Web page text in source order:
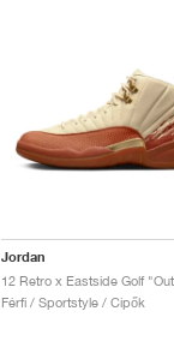
Jordan
Férfi / Sportstyle / Cipők